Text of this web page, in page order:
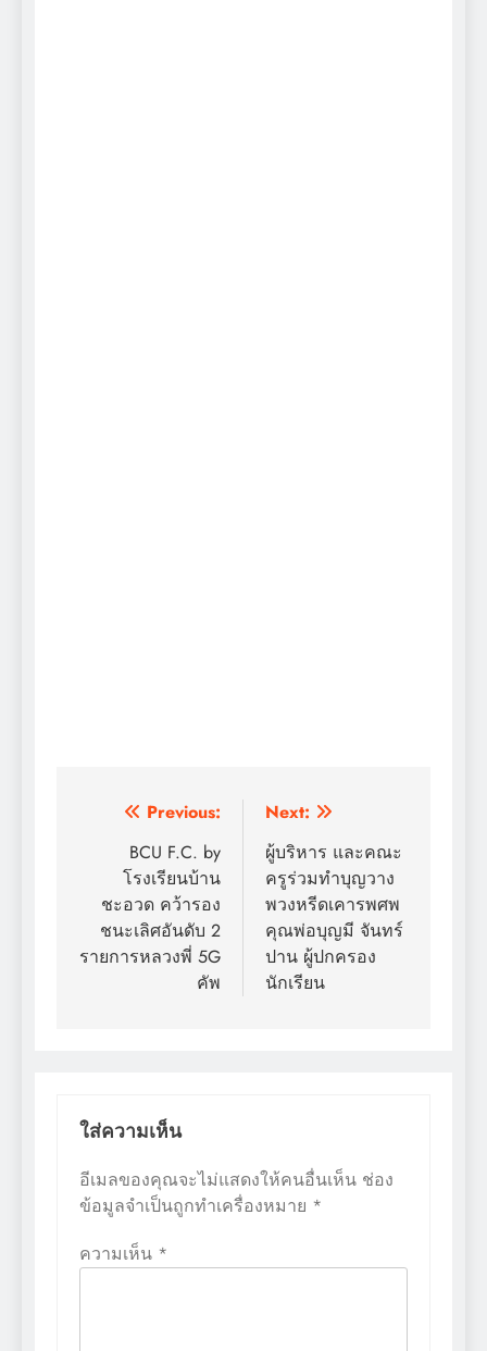
แนะแนวPrevious:
BCU F.C. by
โรงเรียนบ้าน
ชะอวด คว้ารอง
ชนะเลิศอันดับ 2
รายการหลวงพี่ 5G
คัพ
Next:
ผู้บริหาร และคณะ
ครูร่วมทำบุญวาง
พวงหรีดเคารพศพ
คุณพ่อบุญมี จันทร์
ปาน ผู้ปกครอง
นักเรียน
ใส่ความเห็น
อีเมลของคุณจะไม่แสดงให้คนอื่นเห็น ช่อง
ข้อมูลจำเป็นถูกทำเครื่องหมาย *
ความเห็น *